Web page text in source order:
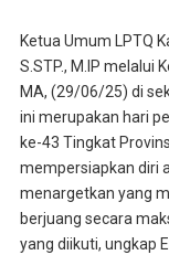
Ketua Umum LPTQ
S.STP., M.IP melalui
MA, (29/06/25) di
ini merupakan hari
ke-43 Tingkat
mempersiapkan diri
menargetkan yang
berjuang secara
yang diikuti, ungkap